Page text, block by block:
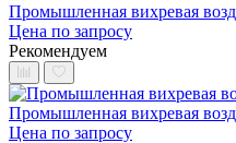
Промышленная вихревая
Цена по запросу
Рекомендуем
Промышленная вихревая
Цена по запросу